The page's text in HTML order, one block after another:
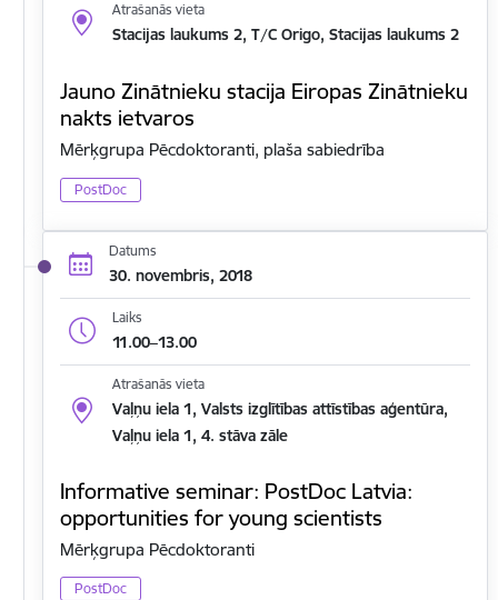
Atrašanās vieta
Stacijas laukums 2, T/C Origo, Stacijas laukums 2
Jauno Zinātnieku stacija Eiropas Zinātnieku
nakts ietvaros
Mērķgrupa Pēcdoktoranti, plaša sabiedrība
PostDoc
Datums
30. novembris, 2018
Laiks
11.00–13.00
Atrašanās vieta
Vaļņu iela 1, Valsts izglītības attīstības aģentūra,
Vaļņu iela 1, 4. stāva zāle
Informative seminar: PostDoc Latvia:
opportunities for young scientists
Mērķgrupa Pēcdoktoranti
PostDoc